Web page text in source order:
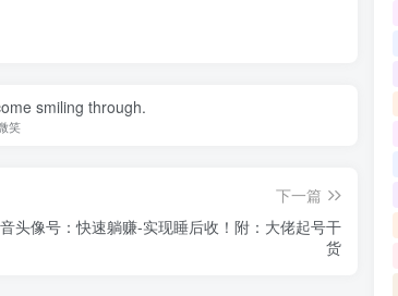
smiling through.
笑
下一篇
头像号：快速躺赚-实现睡后收！附：大佬起号干
货